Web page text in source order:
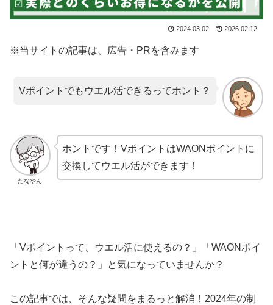
2024.03.02 2026.02.12
※当サイトの記事は、広告・PRを含みます
Vポイントでもウエル活できるってホント？
たなやん
ホントです！VポイントはWAONポイントに
交換してウエル活ができます！
「Vポイントって、ウエル活に使えるの？」「WAONポイ
ントと何が違うの？」と気になっていませんか？
この記事では、そんな疑問をまるっと解消！2024年の制